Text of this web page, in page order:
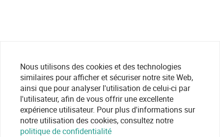
Nous utilisons des cookies et des technologies
similaires pour afficher et sécuriser notre site Web,
ainsi que pour analyser l'utilisation de celui-ci par
l'utilisateur, afin de vous offrir une excellente
expérience utilisateur. Pour plus d'informations sur
notre utilisation des cookies, consultez notre
politique de confidentialité